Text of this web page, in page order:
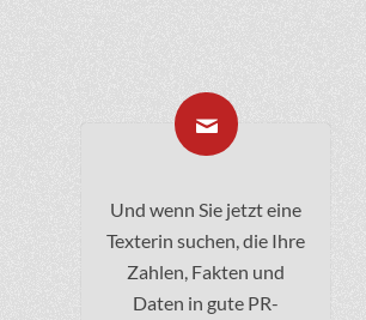
Und wenn Sie jetzt eine
Texterin suchen, die Ihre
Zahlen, Fakten und
Daten in gute PR-